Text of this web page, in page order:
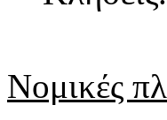
Νομικές